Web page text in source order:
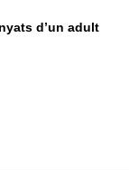
d’un adult